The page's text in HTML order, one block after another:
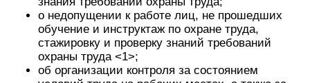
о недопущении к работе лиц, не прошедших
обучение и инструктаж по охране труда,
стажировку и проверку знаний требований
охраны труда <1>;
об организации контроля за состоянием